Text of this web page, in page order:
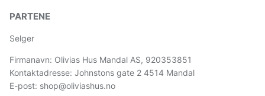
PARTENE
Selger
Firmanavn: Olivias Hus Mandal AS, 920353851
Kontaktadresse: Johnstons gate 2 4514 Mandal
E-post: shop@oliviashus.no